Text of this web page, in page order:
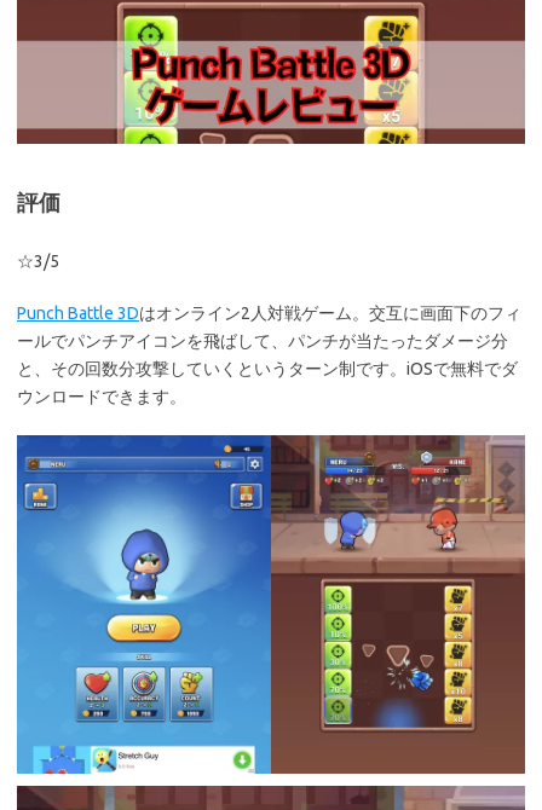
評価
☆3/5
Punch Battle 3Dはオンライン2人対戦ゲーム。交互に画面下のフィ
ールでパンチアイコンを飛ばして、パンチが当たったダメージ分
と、その回数分攻撃していくというターン制です。iOSで無料でダ
ウンロードできます。